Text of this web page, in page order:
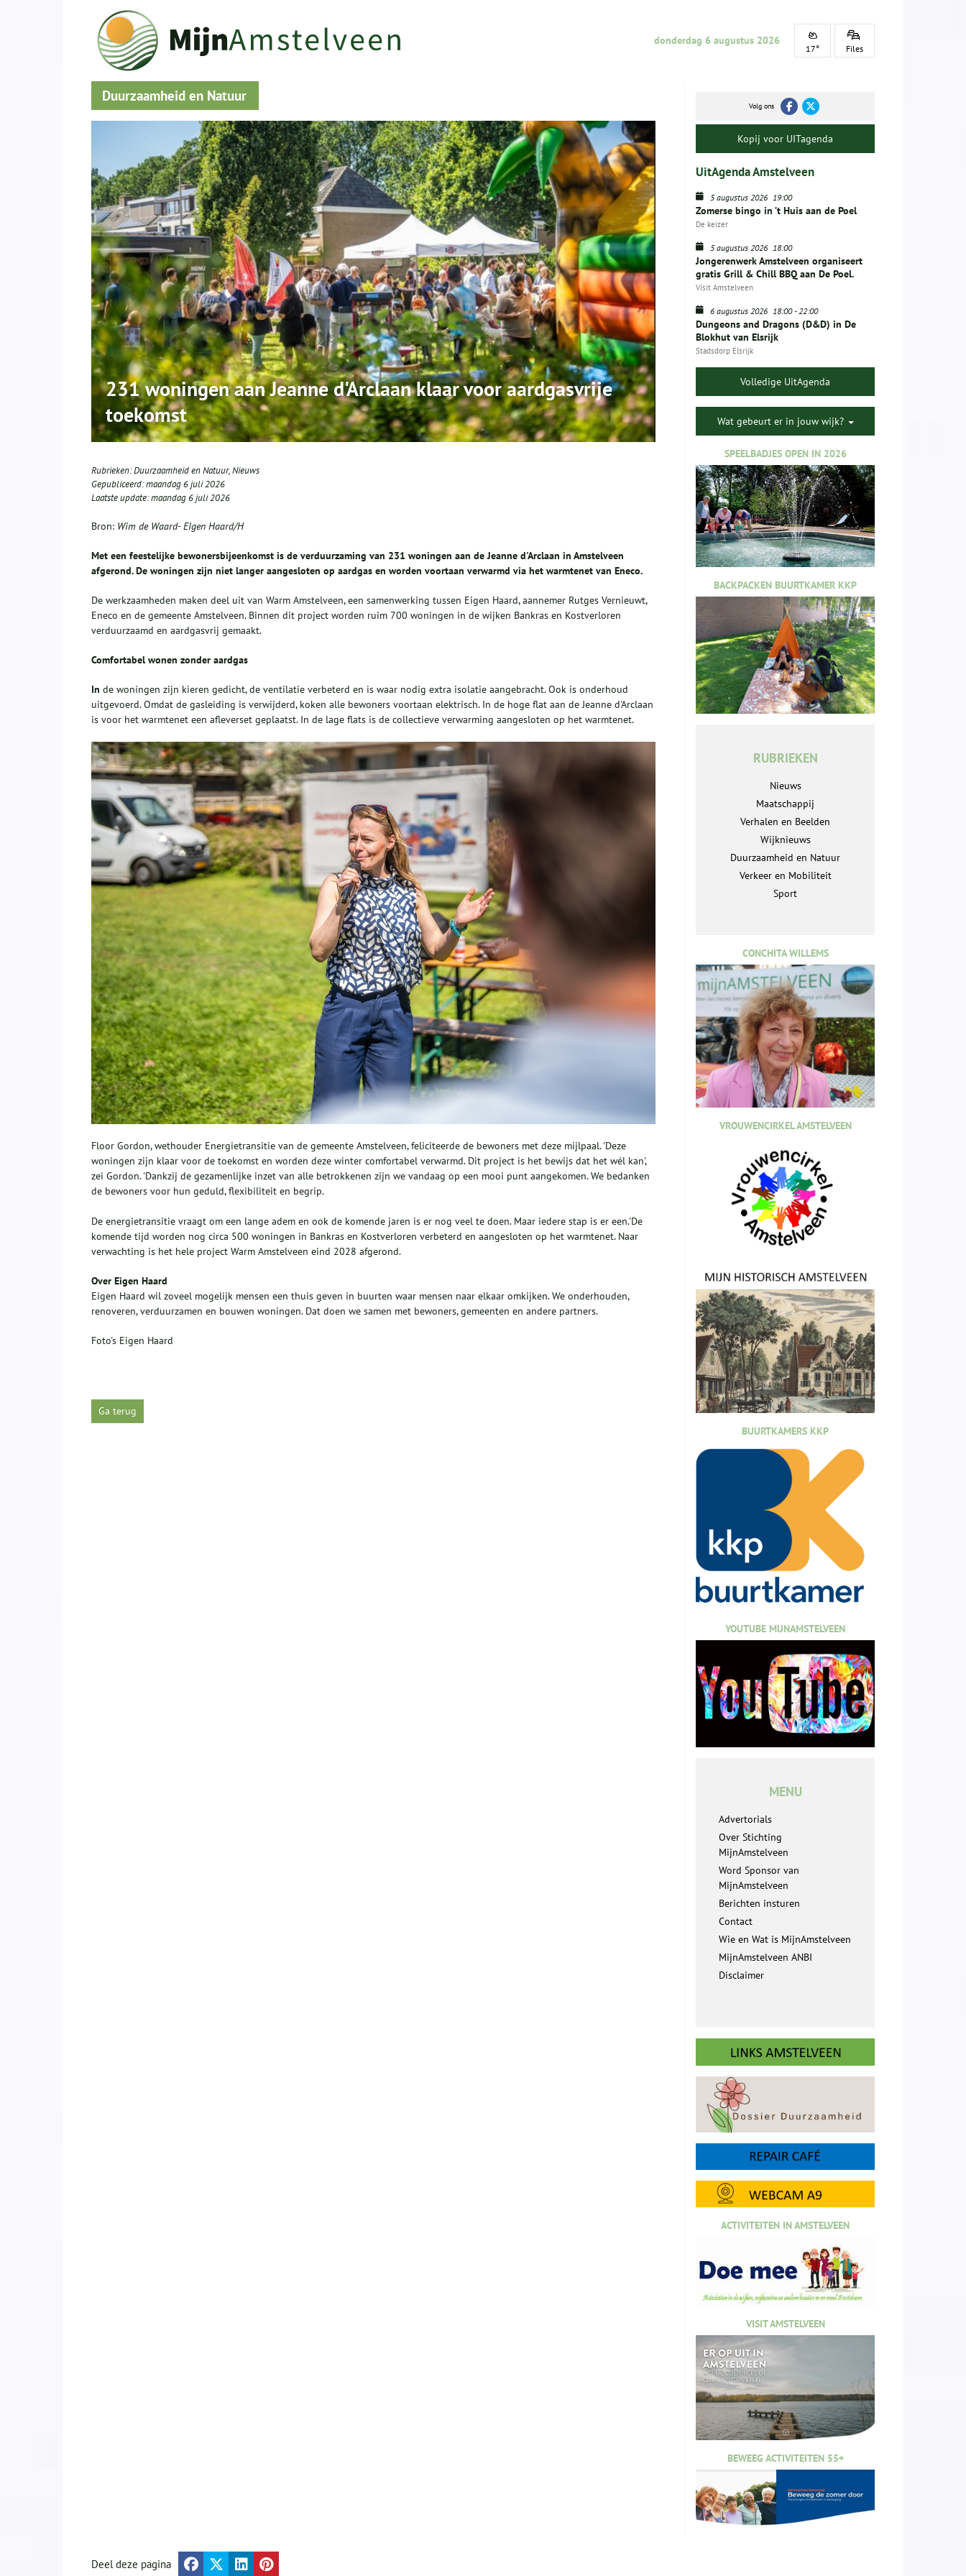
donderdag 6 augustus 2026
17° Files
Duurzaamheid en Natuur
231 woningen aan Jeanne d'Arclaan klaar voor aardgasvrije
toekomst
Rubrieken:Duurzaamheid en Natuur,Nieuws
Gepubliceerd:maandag 6 juli 2026
Laatste update:maandag 6 juli 2026
Bron: Wim de Waard- EIgen Haard/H
Met een feestelijke bewonersbijeenkomst is de verduurzaming van 231 woningen aan de Jeanne d'Arclaan in Amstelveen
afgerond. De woningen zijn niet langer aangesloten op aardgas en worden voortaan verwarmd via het warmtenet van Eneco.
De werkzaamheden maken deel uit van Warm Amstelveen, een samenwerking tussen Eigen Haard, aannemer Rutges Vernieuwt,
Eneco en de gemeente Amstelveen. Binnen dit project worden ruim 700 woningen in de wijken Bankras en Kostverloren
verduurzaamd en aardgasvrij gemaakt.
Comfortabel wonen zonder aardgas
In de woningen zijn kieren gedicht, de ventilatie verbeterd en is waar nodig extra isolatie aangebracht. Ook is onderhoud
uitgevoerd. Omdat de gasleiding is verwijderd, koken alle bewoners voortaan elektrisch. In de hoge flat aan de Jeanne d'Arclaan
is voor het warmtenet een afleverset geplaatst. In de lage flats is de collectieve verwarming aangesloten op het warmtenet.
Floor Gordon, wethouder Energietransitie van de gemeente Amstelveen, feliciteerde de bewoners met deze mijlpaal. 'Deze
woningen zijn klaar voor de toekomst en worden deze winter comfortabel verwarmd. Dit project is het bewijs dat het wél kan',
zei Gordon. 'Dankzij de gezamenlijke inzet van alle betrokkenen zijn we vandaag op een mooi punt aangekomen. We bedanken
de bewoners voor hun geduld, flexibiliteit en begrip.
De energietransitie vraagt om een lange adem en ook de komende jaren is er nog veel te doen. Maar iedere stap is er een.'De
komende tijd worden nog circa 500 woningen in Bankras en Kostverloren verbeterd en aangesloten op het warmtenet. Naar
verwachting is het hele project Warm Amstelveen eind 2028 afgerond.
Over Eigen Haard
Eigen Haard wil zoveel mogelijk mensen een thuis geven in buurten waar mensen naar elkaar omkijken. We onderhouden,
renoveren, verduurzamen en bouwen woningen. Dat doen we samen met bewoners, gemeenten en andere partners.
Foto's Eigen Haard
Ga terug
Volg ons
Kopij voor UITagenda
UitAgenda Amstelveen
5 augustus 2026 19:00
Zomerse bingo in ’t Huis aan de Poel
De keizer
5 augustus 2026 18:00
Jongerenwerk Amstelveen organiseert
gratis Grill & Chill BBQ aan De Poel.
Visit Amstelveen
6 augustus 2026 18:00-22:00
Dungeons and Dragons (D&D) in De
Blokhut van Elsrijk
Stadsdorp Elsrijk
Volledige UitAgenda
Wat gebeurt er in jouw wijk?
SPEELBADJES OPEN IN 2026
BACKPACKEN BUURTKAMER KKP
RUBRIEKEN
Nieuws
Maatschappij
Verhalen en Beelden
Wijknieuws
Duurzaamheid en Natuur
Verkeer en Mobiliteit
Sport
CONCHITA WILLEMS
VROUWENCIRKEL AMSTELVEEN
BUURTKAMERS KKP
YOUTUBE MIJNAMSTELVEEN
MENU
Advertorials
Over Stichting
MijnAmstelveen
Word Sponsor van
MijnAmstelveen
Berichten insturen
Contact
Wie en Wat is MijnAmstelveen
MijnAmstelveen ANBI
Disclaimer
ACTIVITEITEN IN AMSTELVEEN
VISIT AMSTELVEEN
BEWEEG ACTIVITEITEN 55+
Deel deze pagina